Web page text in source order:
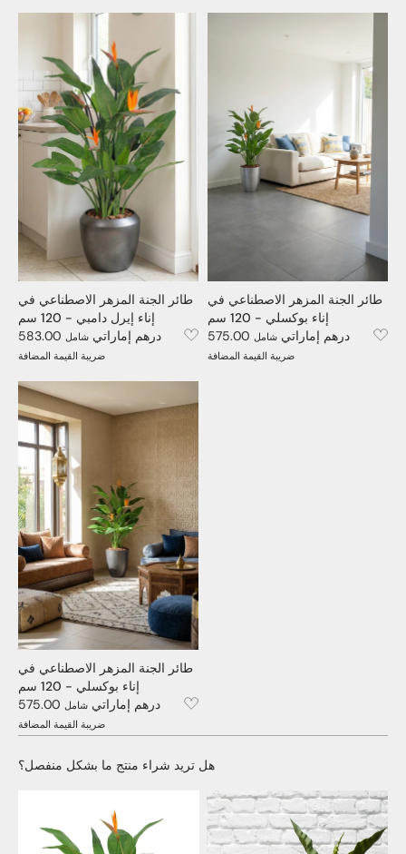
طائر الجنة المزهر الاصطناعي في
إناء إيرل دامبي - 120 سم
583.00 درهم إماراتي شامل
ضريبة القيمة المضافة
طائر الجنة المزهر الاصطناعي في
إناء بوكسلي - 120 سم
575.00 درهم إماراتي شامل
ضريبة القيمة المضافة
طائر الجنة المزهر الاصطناعي في
إناء بوكسلي - 120 سم
575.00 درهم إماراتي شامل
ضريبة القيمة المضافة
هل تريد شراء منتج ما بشكل منفصل؟